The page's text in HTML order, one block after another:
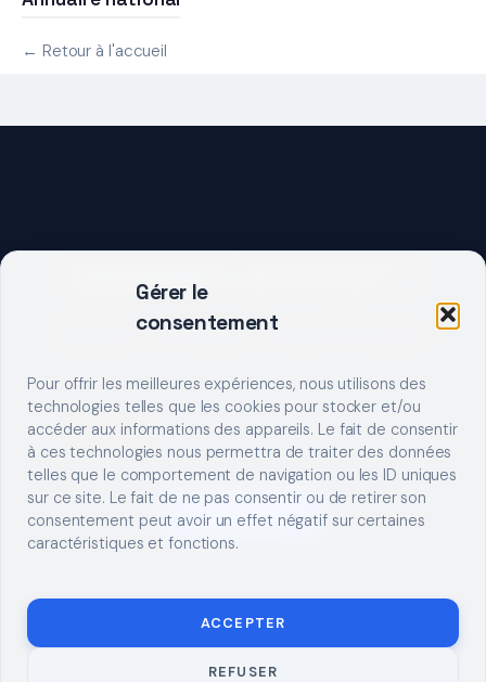
Gérer le
consentement
Pour offrir les meilleures expériences, nous utilisons des
technologies telles que les cookies pour stocker et/ou
accéder aux informations des appareils. Le fait de consentir
à ces technologies nous permettra de traiter des données
telles que le comportement de navigation ou les ID uniques
sur ce site. Le fait de ne pas consentir ou de retirer son
consentement peut avoir un effet négatif sur certaines
caractéristiques et fonctions.
ACCEPTER
REFUSER
← Retour à l'accueil
DEMARRER UN PROJET ?
Décrivez votre besoin, trouvez le bon pro.
S'INSCRIRE